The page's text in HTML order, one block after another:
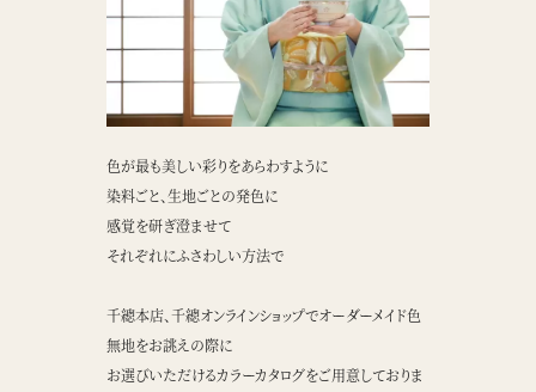
色が最も美しい彩りをあらわすように
染料ごと、生地ごとの発色に
感覚を研ぎ澄ませて
それぞれにふさわしい方法で
千總本店、千總オンラインショップでオーダーメイド色
無地をお誂えの際に
お選びいただけるカラーカタログをご用意しておりま